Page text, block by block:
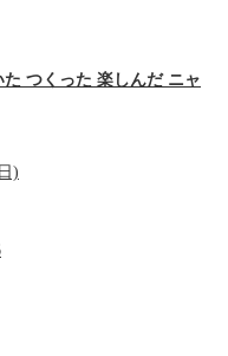
つくった 楽しんだ ニャ
)